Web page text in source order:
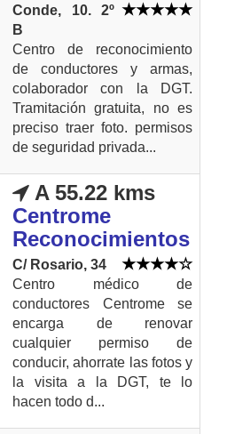
Conde, 10. 2º
B
Centro de reconocimiento
de conductores y armas,
colaborador con la DGT.
Tramitación gratuita, no es
preciso traer foto. permisos
de seguridad privada...
A 55.22 kms
Centrome
Reconocimientos
C/ Rosario, 34
Centro médico de
conductores Centrome se
encarga de renovar
cualquier permiso de
conducir, ahorrate las fotos y
la visita a la DGT, te lo
hacen todo d...